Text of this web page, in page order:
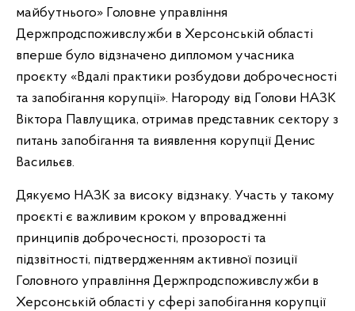
майбутнього» Головне управління
Держпродспоживслужби в Херсонській області
вперше було відзначено дипломом учасника
проєкту «Вдалі практики розбудови доброчесності
та запобігання корупції». Нагороду від Голови НАЗК
Віктора Павлущика, отримав представник сектору з
питань запобігання та виявлення корупції Денис
Васильєв.
Дякуємо НАЗК за високу відзнаку. Участь у такому
проєкті є важливим кроком у впровадженні
принципів доброчесності, прозорості та
підзвітності, підтвердженням активної позиції
Головного управління Держпродспоживслужби в
Херсонській області у сфері запобігання корупції